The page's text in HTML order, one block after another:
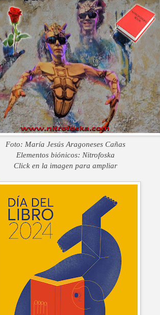
Foto: María Jesús Aragoneses Cañas
Elementos biónicos: Nitrofoska
Click en la imagen para ampliar